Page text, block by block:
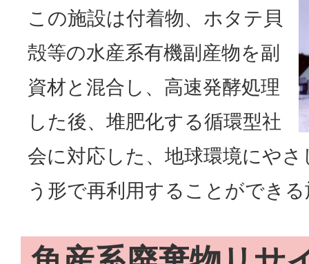
この施設は付着物、ホタテ貝
殻等の水産系有機副産物を副
資材と混合し、高速発酵処理
した後、堆肥化する循環型社
会に対応した、地球環境にや
う形で再利用することができ